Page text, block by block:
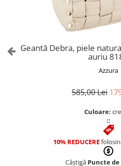
Genți Albe
Geantă Debra, piele
auriu
Azzura
585,00 Lei
Culoare:
::
10% REDUCERE
Câștigă Puncte